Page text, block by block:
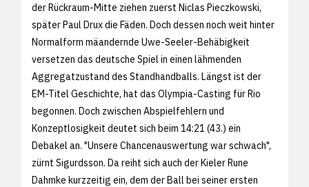
der Rückraum-Mitte ziehen zuerst Niclas Pieczkowski,
später Paul Drux die Fäden. Doch dessen noch weit hinter
Normalform mäandernde Uwe-Seeler-Behäbigkeit
versetzen das deutsche Spiel in einen lähmenden
Aggregatzustand des Standhandballs. Längst ist der
EM-Titel Geschichte, hat das Olympia-Casting für Rio
begonnen. Doch zwischen Abspielfehlern und
Konzeptlosigkeit deutet sich beim 14:21 (43.) ein
Debakel an. "Unsere Chancenauswertung war schwach",
zürnt Sigurdsson. Da reiht sich auch der Kieler Rune
Dahmke kurzzeitig ein, dem der Ball bei seiner ersten